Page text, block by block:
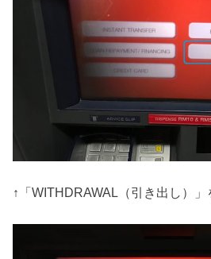
↑「WITHDRAWAL（引き出し）」